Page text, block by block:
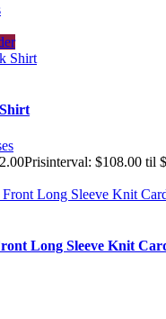
$108.00 til
Long Sleeve Knit